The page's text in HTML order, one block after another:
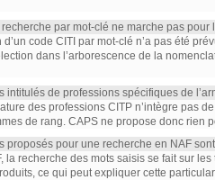
par mot-clé ne marche pas pour
d’un code CITI par mot-clé n’a pas été
dans l’arborescence de la
intitulés de professions spécifiques de
des professions CITP n’intègre pas
de rang. CAPS ne propose donc rien
proposés pour une recherche en NAF
la recherche des mots saisis se fait sur
ce qui peut expliquer cette